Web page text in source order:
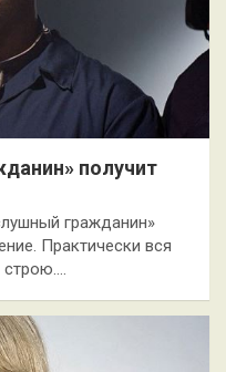
получит
гражданин»
Практически вся
строю.…